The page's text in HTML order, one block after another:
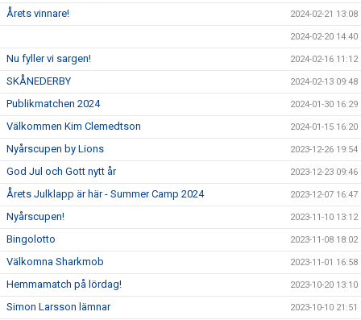
Årets vinnare! 2024-02-21 13:08
2024-02-20 14:40
Nu fyller vi sargen! 2024-02-16 11:12
SKÅNEDERBY 2024-02-13 09:48
Publikmatchen 2024 2024-01-30 16:29
Välkommen Kim Clemedtson 2024-01-15 16:20
Nyårscupen by Lions 2023-12-26 19:54
God Jul och Gott nytt år 2023-12-23 09:46
Årets Julklapp är här - Summer Camp 2024 2023-12-07 16:47
Nyårscupen! 2023-11-10 13:12
Bingolotto 2023-11-08 18:02
Välkomna Sharkmob 2023-11-01 16:58
Hemmamatch på lördag! 2023-10-20 13:10
Simon Larsson lämnar 2023-10-10 21:51